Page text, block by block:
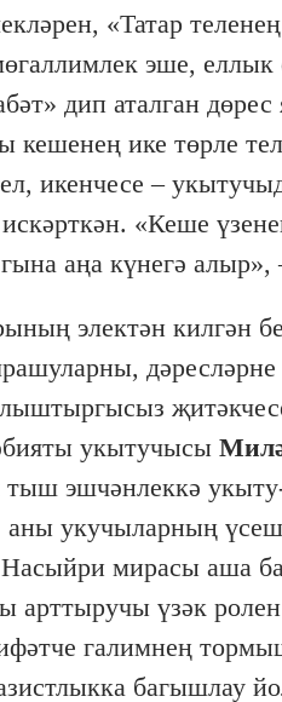
«Татар
эше,
дип аталган
кешенең ике төрле
икенчесе –
«Кеше
аңа күнегә алыр»,
электән килгән
укытучысы
тыш эшчәнлеккә
укучыларның
мирасы аша
арттыручы үзәк
галимнең
багышлау